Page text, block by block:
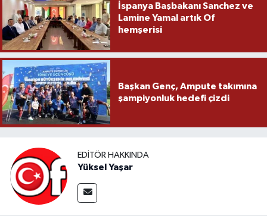
İspanya Başbakanı Sanchez ve
Lamine Yamal artık Of
hemşerisi
Başkan Genç, Ampute takımına
şampiyonluk hedefi çizdi
EDITÖR HAKKINDA
Yüksel Yaşar